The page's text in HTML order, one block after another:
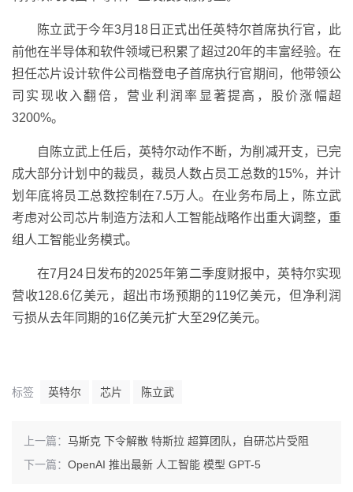
陈立武于今年3月18日正式出任英特尔首席执行官，此
前他在半导体和软件领域已积累了超过20年的丰富经验。在
担任芯片设计软件公司楷登电子首席执行官期间，他带领公
司实现收入翻倍，营业利润率显著提高，股价涨幅超
3200%。
自陈立武上任后，英特尔动作不断，为削减开支，已完
成大部分计划中的裁员，裁员人数占员工总数的15%，并计
划年底将员工总数控制在7.5万人。在业务布局上，陈立武
考虑对公司芯片制造方法和人工智能战略作出重大调整，重
组人工智能业务模式。
在7月24日发布的2025年第二季度财报中，英特尔实现
营收128.6亿美元，超出市场预期的119亿美元，但净利润
亏损从去年同期的16亿美元扩大至29亿美元。
标签 英特尔 芯片 陈立武
上一篇： 马斯克 下令解散 特斯拉 超算团队，自研芯片受阻
下一篇： OpenAI 推出最新 人工智能 模型 GPT-5